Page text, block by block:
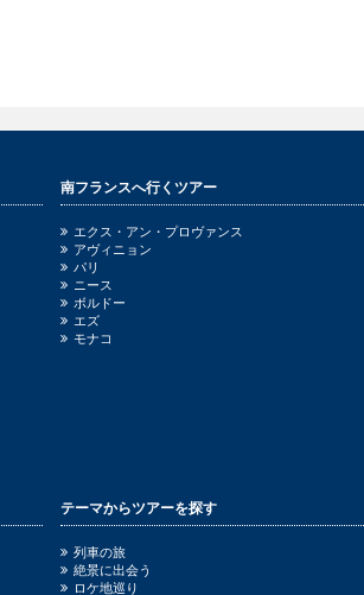
南フランスへ行くツアー
エクス・アン・プロヴァンス
アヴィニョン
パリ
ニース
ボルドー
エズ
モナコ
テーマからツアーを探す
列車の旅
絶景に出会う
ロケ地巡り